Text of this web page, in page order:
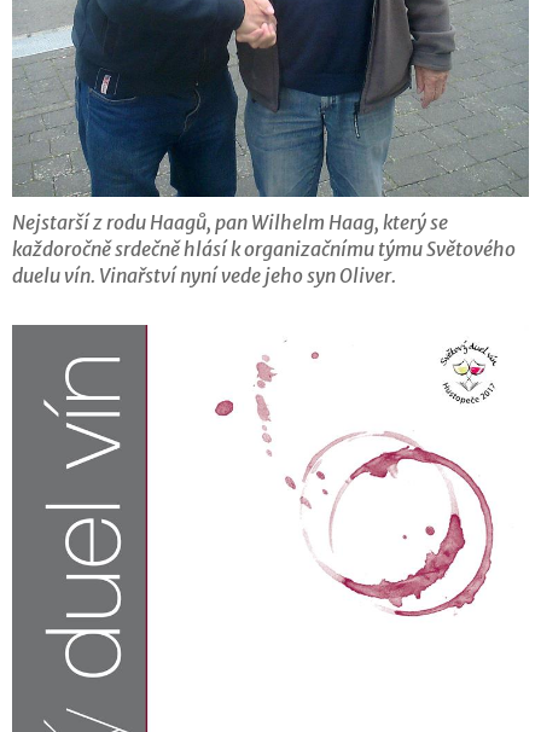
Nejstarší z rodu Haagů, pan Wilhelm Haag, který se
každoročně srdečně hlásí k organizačnímu týmu Světového
duelu vín. Vinařství nyní vede jeho syn Oliver.